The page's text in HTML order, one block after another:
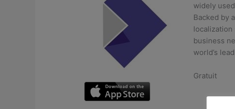
widely
Backed by
business
world’s
Gratuit